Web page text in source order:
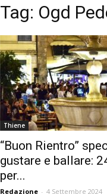
Tag: Ogd
Thiene
“Buon Rientro”
gustare e ballare:
per...
Redazione - 4 Settembre 2024